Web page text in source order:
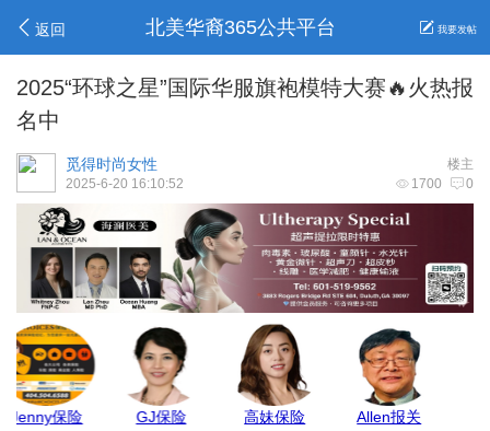
返回 北美华裔365公共平台 我要发帖
2025“环球之星”国际华服旗袍模特大赛🔥火热报
名中
楼主
觅得时尚女性
1700 0
2025-6-20 16:10:52
Belinda保险 安心家地产 Max Pest 莉莉姐